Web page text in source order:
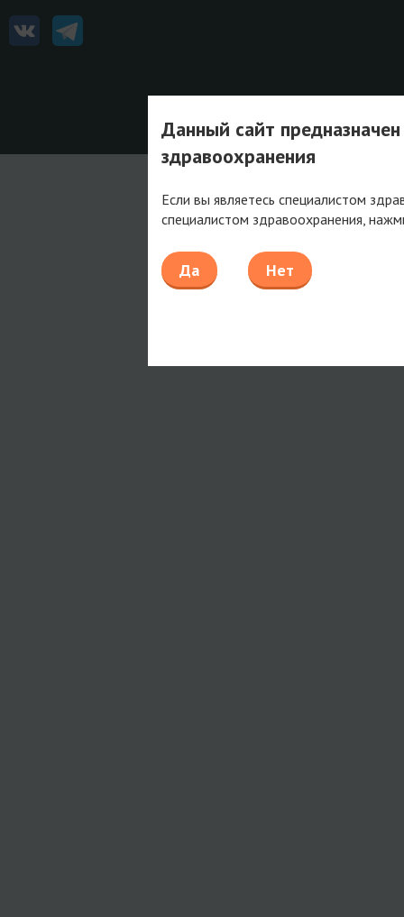
Данный сайт
здравоохранения
Если вы являетесь специалистом
специалистом здравоохранения,
Да Нет